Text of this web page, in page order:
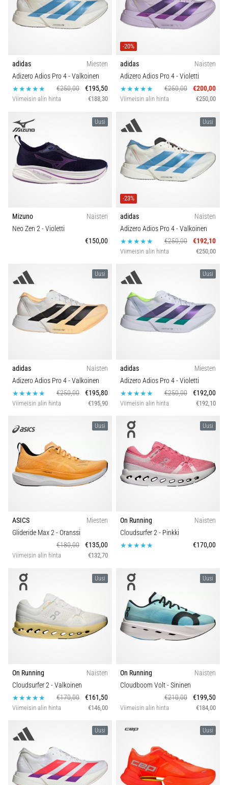
adidas
Miesten
Adizero Adios Pro 4- Valkoinen
€250,00
€195,50
Viimeisin alin hinta €188,30
-20%
adidas
Naisten
Adizero Adios Pro 4- Violetti
€250,00
€200,00
Viimeisin alin hinta €250,00
Uusi
Mizuno
Naisten
Neo Zen 2- Violetti
€150,00
Uusi
-23%
adidas
Naisten
Adizero Adios Pro 4- Valkoinen
€250,00
€192,10
Viimeisin alin hinta €250,00
Uusi
adidas
Naisten
Adizero Adios Pro 4- Valkoinen
€250,00
€195,80
Viimeisin alin hinta €195,90
Uusi
adidas
Miesten
Adizero Adios Pro 4- Violetti
€250,00
€192,00
Viimeisin alin hinta €192,10
Uusi
ASICS
Miesten
Glideride Max 2- Oranssi
€180,00
€135,00
Viimeisin alin hinta €132,70
Uusi
On Running
Naisten
Cloudsurfer 2- Pinkki
€170,00
Uusi
On Running
Naisten
Cloudsurfer 2- Valkoinen
€170,00
€161,50
Viimeisin alin hinta €146,00
Uusi
On Running
Naisten
Cloudboom Volt- Sininen
€210,00
€199,50
Viimeisin alin hinta €184,00
Uusi Uusi